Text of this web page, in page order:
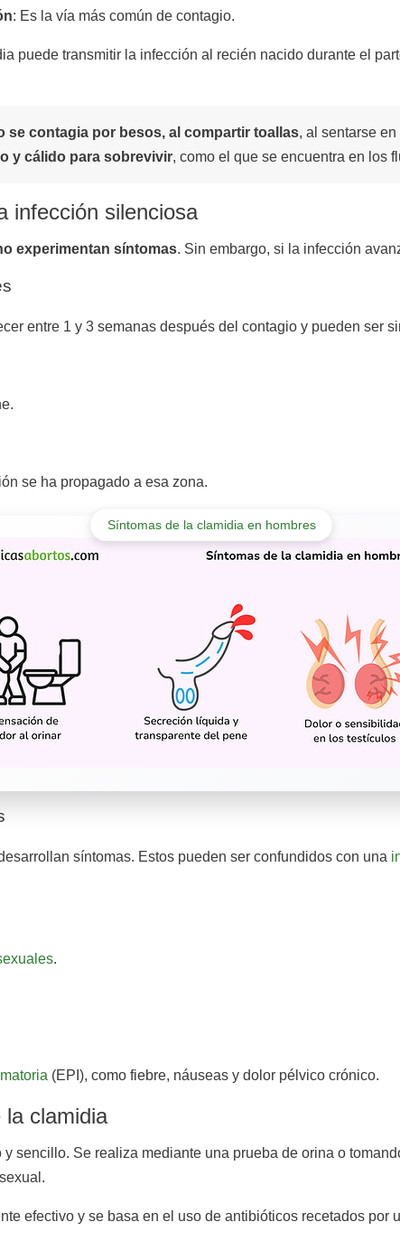
: Es la vía más común de contagio.
puede transmitir la infección al recién nacido durante el
se contagia por besos, al compartir toallas, al sentarse
y cálido para sobrevivir, como el que se encuentra en los
infección silenciosa
experimentan síntomas. Sin embargo, si la infección
entre 1 y 3 semanas después del contagio y pueden ser
se ha propagado a esa zona.
Síntomas de la clamidia en hombres
síntomas. Estos pueden ser confundidos con una
.
(EPI), como fiebre, náuseas y dolor pélvico crónico.
la clamidia
y sencillo. Se realiza mediante una prueba de orina o
efectivo y se basa en el uso de antibióticos recetados por